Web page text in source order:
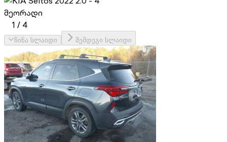
მეორადი
1 / 4
წინა სლაიდი შემდეგი სლაიდი